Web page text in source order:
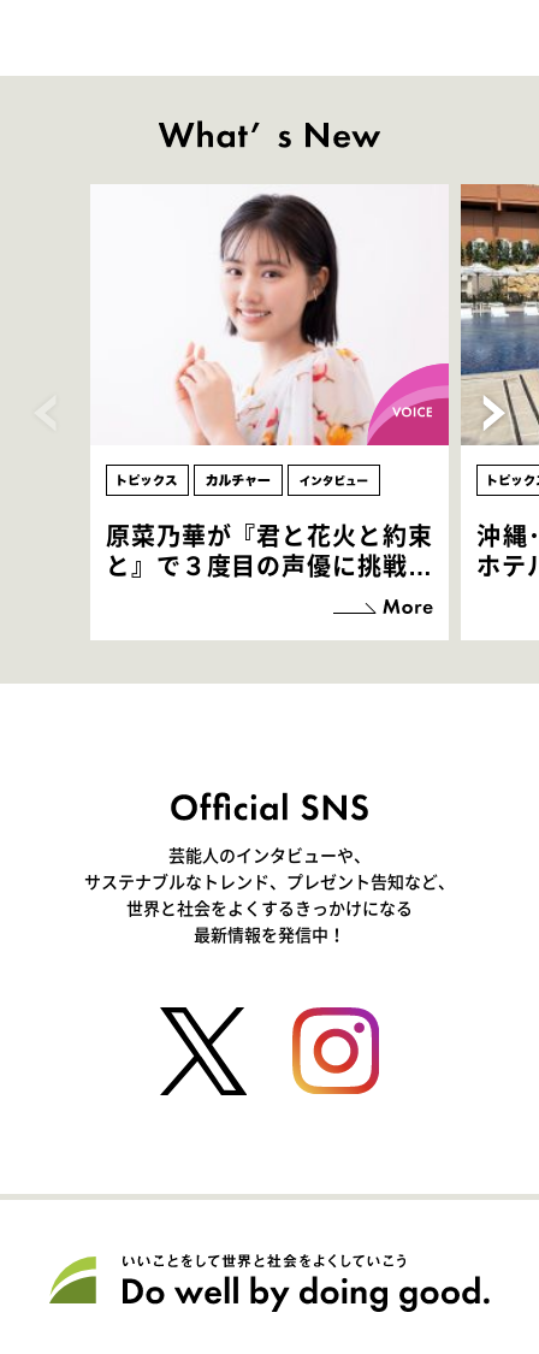
原菜乃華が『君と花火と約束
と』で３度目の声優に挑戦！
「お邪魔させてもらっている
感覚ですが､お芝居に没頭で
沖縄
ホテ
芸能人のインタビューや、
サステナブルなトレンド、プレゼント告知など、
世界と社会をよくするきっかけになる
最新情報を発信中！